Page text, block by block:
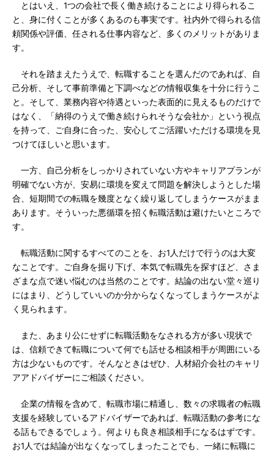
とはいえ、1つの会社で長く働き続けることにより得られるこ
と、身に付くことが多くあるのも事実です。社内外で得られる信
頼関係や評価、任される仕事内容など、多くのメリットがありま
す。
それを踏まえたうえで、転職することを選んだのであれば、自
己分析、そして事前準備と下調べなどの情報収集を十分に行うこ
と。そして、業務内容や待遇といった表面的に見えるものだけで
はなく、「納得のうえで働き続けられそうな会社か」という視点
を持って、ご自身に合った、安心してご活躍いただける環境を見
つけてほしいと思います。
一方、自己分析をしっかりされていない方やキャリアプランが
明確でない方が、安易に環境を変えて問題を解決しようとした場
合、短期間での転職を幾度となく繰り返してしまうケースがまま
あります。そういった悪循環を招く転職活動は避けたいところで
す。
転職活動に関するすべてのことを、お1人だけで行うのは大変
なことです。ご自身を掘り下げ、本気で転職先を探すほど、さま
ざまな点で迷い悩むのは当然のことです。結論の出ない堂々巡り
にはまり、どうしていいのか分からなくなってしまうケースがよ
く見られます。
また、あまり公にせずに転職活動をなされる方が多い現状で
は、信頼できて転職について何でも話せる相談相手が周囲にいる
方は少ないものです。そんなときはぜひ、人材紹介会社のキャリ
アアドバイザーにご相談ください。
企業の情報を含めて、転職市場に精通し、数々の求職者の転職
支援を経験しているアドバイザーであれば、転職活動の参考にな
る話もできるでしょう。何よりも良き相談相手になるはずです。
お1人では結論が出なくなってしまったことでも、一緒に転職に